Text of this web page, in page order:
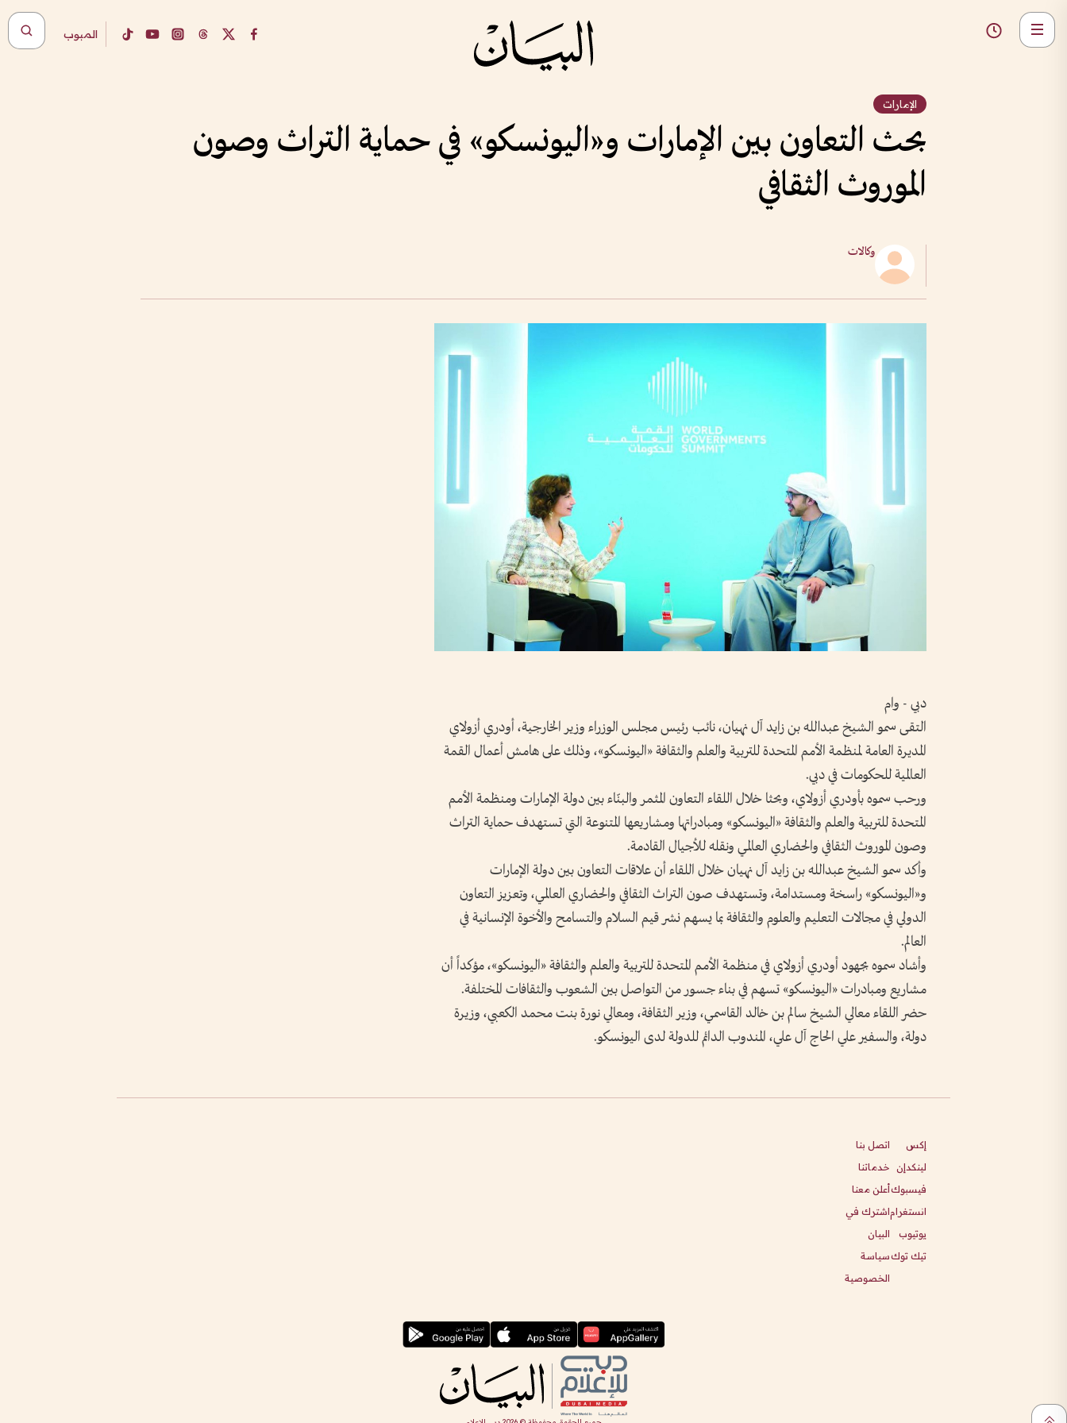
المبوب
الإمارات
بحث التعاون بين الإمارات و«اليونسكو» في حماية التراث وصون
الموروث الثقافي
وكالات
دبي - وام
التقى سمو الشيخ عبدالله بن زايد آل نهيان، نائب رئيس مجلس الوزراء وزير الخارجية، أودري أزولاي
المديرة العامة لمنظمة الأمم المتحدة للتربية والعلم والثقافة «اليونسكو»، وذلك على هامش أعمال القمة
العالمية للحكومات في دبي.
ورحب سموه بأودري أزولاي، وبحثا خلال اللقاء التعاون المثمر والبنّاء بين دولة الإمارات ومنظمة الأمم
المتحدة للتربية والعلم والثقافة «اليونسكو» ومبادراتها ومشاريعها المتنوعة التي تستهدف حماية التراث
وصون الموروث الثقافي والحضاري العالمي ونقله للأجيال القادمة.
وأكد سمو الشيخ عبدالله بن زايد آل نهيان خلال اللقاء أن علاقات التعاون بين دولة الإمارات
و«اليونسكو» راسخة ومستدامة، وتستهدف صون التراث الثقافي والحضاري العالمي، وتعزيز التعاون
الدولي في مجالات التعليم والعلوم والثقافة بما يسهم نشر قيم السلام والتسامح والأخوة الإنسانية في
العالم.
وأشاد سموه بجهود أودري أزولاي في منظمة الأمم المتحدة للتربية والعلم والثقافة «اليونسكو»، مؤكداً أن
مشاريع ومبادرات «اليونسكو» تسهم في بناء جسور من التواصل بين الشعوب والثقافات المختلفة.
حضر اللقاء معالي الشيخ سالم بن خالد القاسمي، وزير الثقافة، ومعالي نورة بنت محمد الكعبي، وزيرة
دولة، والسفير علي الحاج آل علي، المندوب الدائم للدولة لدى اليونسكو.
إكس
لينكدإن
فيسبوك
انستغرام
يوتيوب
تيك توك
اتصل بنا
خدماتنا
أعلن معنا
اشترك في
البيان
سياسة
الخصوصية